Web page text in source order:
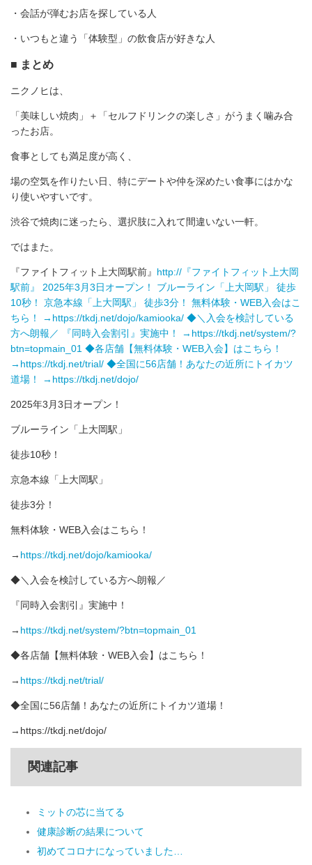
・会話が弾むお店を探している人
・いつもと違う「体験型」の飲食店が好きな人
■ まとめ
ニクノヒは、
「美味しい焼肉」＋「セルフドリンクの楽しさ」がうまく噛み合
ったお店。
食事としても満足度が高く、
場の空気を作りたい日、特にデートや仲を深めたい食事にはかな
り使いやすいです。
渋谷で焼肉に迷ったら、選択肢に入れて間違いない一軒。
ではまた。
『ファイトフィット上大岡駅前』 http://『ファイトフィット上大岡
駅前』 2025年3月3日オープン！ ブルーライン「上大岡駅」 徒歩
10秒！ 京急本線「上大岡駅」 徒歩3分！ 無料体験・WEB入会はこ
ちら！ →https://tkdj.net/dojo/kamiooka/ ◆＼入会を検討している
方へ朗報／ 『同時入会割引』実施中！ →https://tkdj.net/system/?
btn=topmain_01 ◆各店舗【無料体験・WEB入会】はこちら！
→https://tkdj.net/trial/ ◆全国に56店舗！あなたの近所にトイカツ
道場！ →https://tkdj.net/dojo/
2025年3月3日オープン！
ブルーライン「上大岡駅」
徒歩10秒！
京急本線「上大岡駅」
徒歩3分！
無料体験・WEB入会はこちら！
→ https://tkdj.net/dojo/kamiooka/
◆＼入会を検討している方へ朗報／
『同時入会割引』実施中！
→ https://tkdj.net/system/?btn=topmain_01
◆各店舗【無料体験・WEB入会】はこちら！
→ https://tkdj.net/trial/
◆全国に56店舗！あなたの近所にトイカツ道場！
→https://tkdj.net/dojo/
関連記事
ミットの芯に当てる
健康診断の結果について
初めてコロナになっていました…